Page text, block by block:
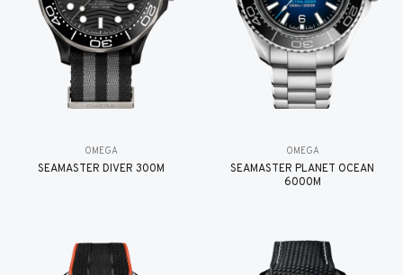
OMEGA
SEAMASTER DIVER 300M
OMEGA
SEAMASTER PLANET OCEAN
6000M